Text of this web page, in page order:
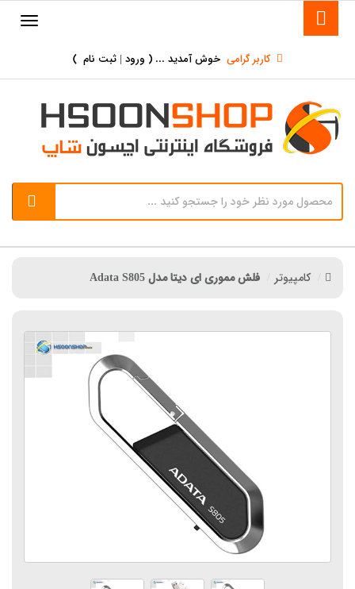
کاربر گرامی خوش آمدید ... ( ورود | ثبت نام )
کامپیوتر فلش مموری ای دیتا مدل Adata S805